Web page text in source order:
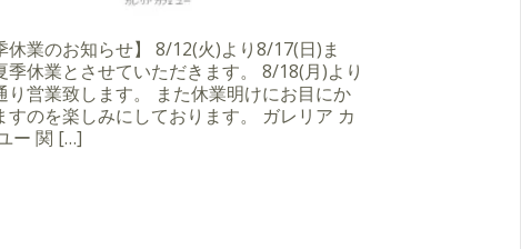
休業のお知らせ】 8/12(火)より8/17(日)ま
季休業とさせていただきます。 8/18(月)より
り営業致します。 また休業明けにお目にか
すのを楽しみにしております。 ガレリア カ
ー 関 […]